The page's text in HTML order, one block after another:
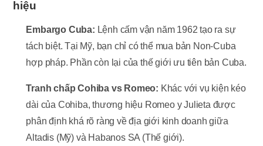
hiệu
Embargo Cuba: Lệnh cấm vận năm 1962 tạo ra sự
tách biệt. Tại Mỹ, bạn chỉ có thể mua bản Non-Cuba
hợp pháp. Phần còn lại của thế giới ưu tiên bản Cuba.
Tranh chấp Cohiba vs Romeo: Khác với vụ kiện kéo
dài của Cohiba, thương hiệu Romeo y Julieta được
phân định khá rõ ràng về địa giới kinh doanh giữa
Altadis (Mỹ) và Habanos SA (Thế giới).